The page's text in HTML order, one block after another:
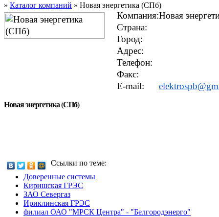
» Каталог компаний » Новая энергетика (СПб)
Компания:Новая
Страна:
Город:
Адрес:
Телефон:
Факс:
E-mail:
Новая энергетика (СПб)
Ссылки по теме:
Доверенные системы
Киришская ГРЭС
ЗАО Севергаз
Ириклинская ГРЭС
филиал ОАО "МРСК Центра" - "Белгородэнерго"